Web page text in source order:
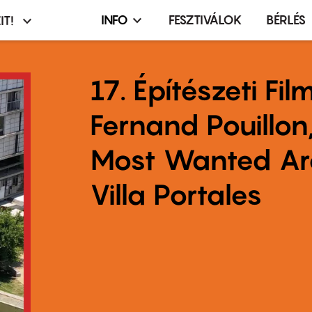
Infó,
terembérlés
menü
INFO FESZTIVÁLOK BÉRLÉS
17. Építészeti
Fernand
Most Wanted
Villa Portales